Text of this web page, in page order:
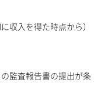
入を得た時点から）
監査報告書の提出が条